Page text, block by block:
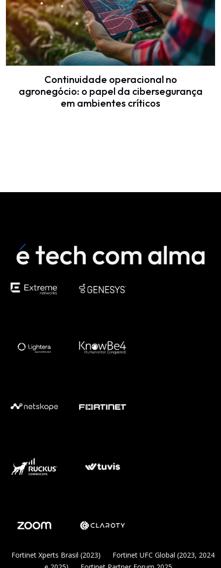
Continuidade operacional no
agronegócio: o papel da cibersegurança
em ambientes críticos
Fortinet Xperts Brasil (2023)
Fortinet UFC Global (2023, 2024